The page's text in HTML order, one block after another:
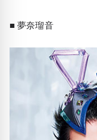
■ 夢奈瑠音